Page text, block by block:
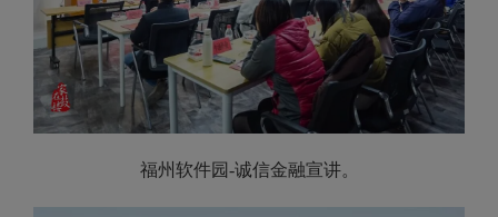
福州软件园-诚信金融宣讲。